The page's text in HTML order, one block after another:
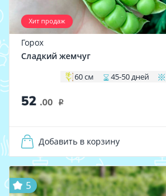
Хит продаж
Горох
Сладкий жемчуг
60 см 45-50 дней
52 .00 i
Добавить в корзину
5